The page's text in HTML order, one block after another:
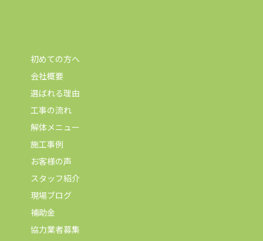
初めての方へ
会社概要
選ばれる理由
工事の流れ
解体メニュー
施工事例
お客様の声
スタッフ紹介
現場ブログ
補助金
協力業者募集